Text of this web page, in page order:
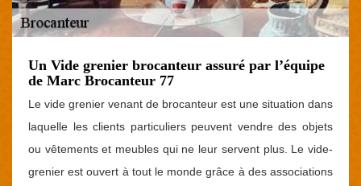
Un Vide grenier brocanteur assuré par l’équipe
de Marc Brocanteur 77
Le vide grenier venant de brocanteur est une situation dans
laquelle les clients particuliers peuvent vendre des objets
ou vêtements et meubles qui ne leur servent plus. Le vide-
grenier est ouvert à tout le monde grâce à des associations